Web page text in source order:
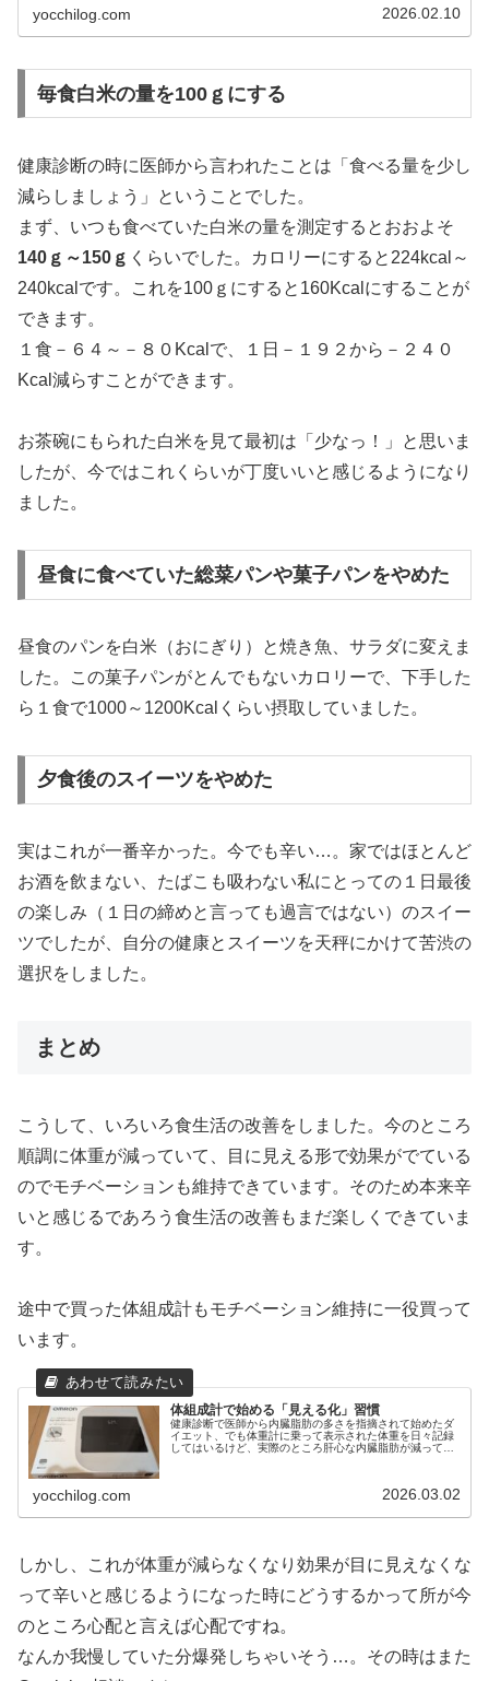
yocchilog.com 2026.02.10
毎食白米の量を100ｇにする
健康診断の時に医師から言われたことは「食べる量を少し
減らしましょう」ということでした。
まず、いつも食べていた白米の量を測定するとおおよそ
140ｇ～150ｇ くらいでした。カロリーにすると224kcal～
240kcalです。これを100ｇにすると160Kcalにすることが
できます。
１食－６４～－８０Kcalで、１日－１９２から－２４０
Kcal減らすことができます。
お茶碗にもられた白米を見て最初は「少なっ！」と思いま
したが、今ではこれくらいが丁度いいと感じるようになり
ました。
昼食に食べていた総菜パンや菓子パンをやめた
昼食のパンを白米（おにぎり）と焼き魚、サラダに変えま
した。この菓子パンがとんでもないカロリーで、下手した
ら１食で1000～1200Kcalくらい摂取していました。
夕食後のスイーツをやめた
実はこれが一番辛かった。今でも辛い…。家ではほとんど
お酒を飲まない、たばこも吸わない私にとっての１日最後
の楽しみ（１日の締めと言っても過言ではない）のスイー
ツでしたが、自分の健康とスイーツを天秤にかけて苦渋の
選択をしました。
まとめ
こうして、いろいろ食生活の改善をしました。今のところ
順調に体重が減っていて、目に見える形で効果がでている
のでモチベーションも維持できています。そのため本来辛
いと感じるであろう食生活の改善もまだ楽しくできていま
す。
途中で買った体組成計もモチベーション維持に一役買って
います。
体組成計で始める「見える化」習慣
健康診断で医師から内臓脂肪の多さを指摘されて始めたダ
イエット、でも体重計に乗って表示された体重を日々記録
してはいるけど、実際のところ肝心な内臓脂肪が減ってい
yocchilog.com 2026.03.02
しかし、これが体重が減らなくなり効果が目に見えなくな
って辛いと感じるようになった時にどうするかって所が今
のところ心配と言えば心配ですね。
なんか我慢していた分爆発しちゃいそう…。その時はまた